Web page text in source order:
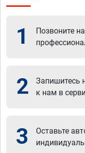
1 Позвоните
2
Запишитесь
к нам в
3
Оставьте